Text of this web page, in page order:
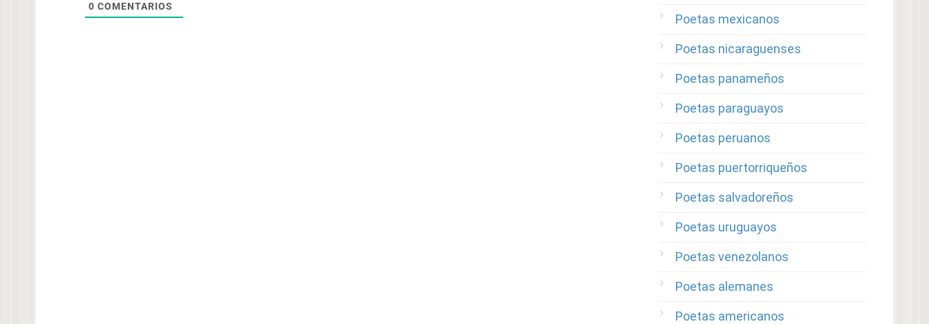
0 COMENTARIOS
Poetas mexicanos
Poetas nicaraguenses
Poetas panameños
Poetas paraguayos
Poetas peruanos
Poetas puertorriqueños
Poetas salvadoreños
Poetas uruguayos
Poetas venezolanos
Poetas alemanes
Poetas americanos